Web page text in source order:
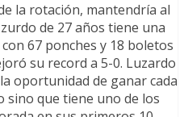
la rotación, mantendría al
de 27 años tiene una
67 ponches y 18 boletos
su record a 5-0. Luzardo
oportunidad de ganar cada
sino que tiene uno de los